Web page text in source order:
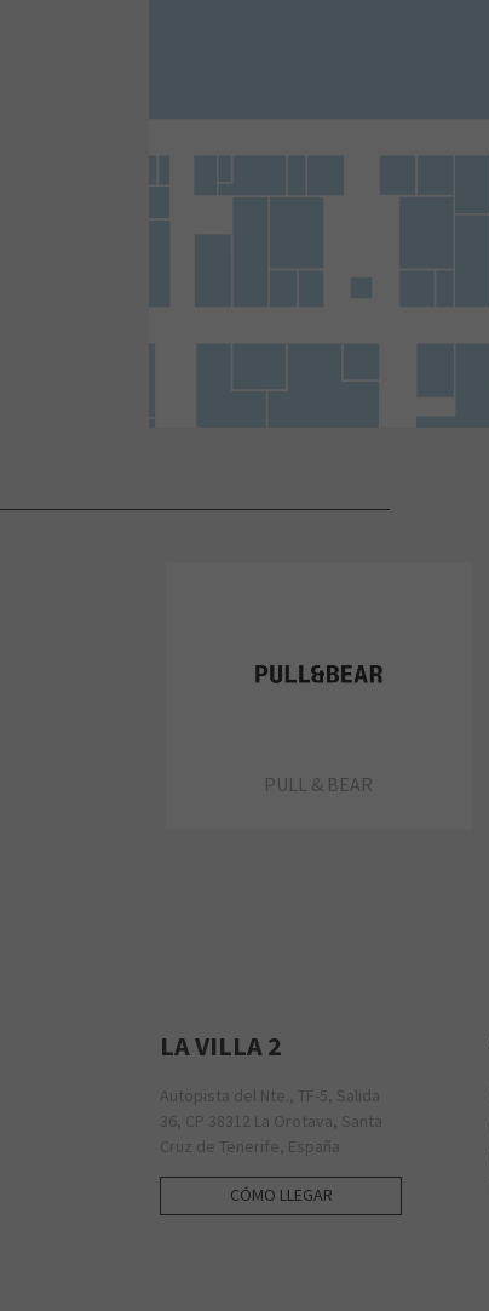
PULL & BEAR
LA VILLA 2
Autopista del Nte., TF-5, Salida
36, CP 38312 La Orotava, Santa
Cruz de Tenerife, España
CÓMO LLEGAR